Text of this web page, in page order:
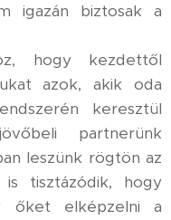
igazán biztosak a
hogy kezdettől
azok, akik oda
keresztül
partnerünk
leszünk rögtön az
tisztázódik, hogy
őket elképzelni a